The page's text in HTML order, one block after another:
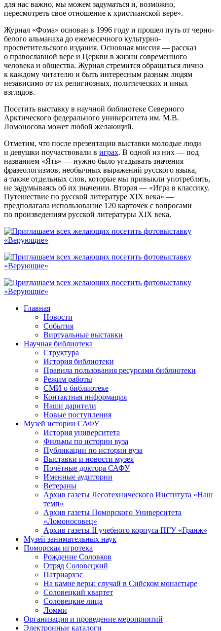
для нас важно, мы можем задуматься и, возможно,
пересмотреть свое отношение к христианской вере».
Журнал «Фома» основан в 1996 году и прошел путь от черно-
белого альманаха до ежемесячного культурно-
просветительского издания. Основная миссия — рассказ
о православной вере и Церкви в жизни современного
человека и общества. Журнал стремится обращаться лично
к каждому читателю и быть интересным разным людям
независимо от их религиозных, политических и иных
взглядов.
Посетить выставку в научной библиотеке Северного
Арктического федерального университета им. М.В.
Ломоносова может любой желающий.
Отметим, что после презентации выставки молодые люди
и девушки поучаствовали в играх. В одной из них — под
названием «Ять» — нужно было угадывать значения
фразеологизмов, необычных выражений русского языка,
а также отдельных слов, которые мы привыкли употреблять,
не задумываясь об их значении. Вторая — «Игра в классику.
Путешествие по русской литературе XIX века» —
предполагала использование 120 карточек с вопросами
по произведениям русской литературы XIX века.
Главная
Новости
События
Виртуальные выставки
Научная библиотека
Структура
История библиотеки
Правила пользования ресурсами библиотеки
Режим работы
СМИ о библиотеке
Контактная информация
Наши дарители
Новые поступления
Музей истории САФУ
История университета
Фильмы по истории вуза
Публикации по истории вуза
Выставки и новости музея
Почётные доктора САФУ
Именные аудитории
Ветераны
Архив газеты Лесотехнического Института «Наш
темп»
Архив газеты Поморского Университета
«Ломоносовец»
Архив газеты II учебного корпуса ПГУ «Гранж»
Музей занимательных наук
Поморская игротека
Рождение Соловков
Отряд Соловецкий
Патриархэс
На камне веры: случай в Сийском монастыре
Соловецкий квартет
Соловецкие лица
Ломми
Организация и проведение мероприятий
Электронные каталоги